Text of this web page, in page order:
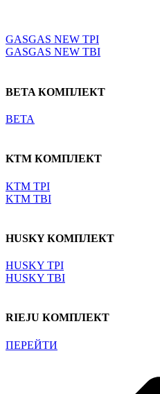
GASGAS NEW TPI
GASGAS NEW TBI
BETA КОМПЛЕКТ
BETA
KTM КОМПЛЕКТ
KTM TPI
KTM TBI
HUSKY КОМПЛЕКТ
HUSKY TPI
HUSKY TBI
RIEJU КОМПЛЕКТ
ПЕРЕЙТИ